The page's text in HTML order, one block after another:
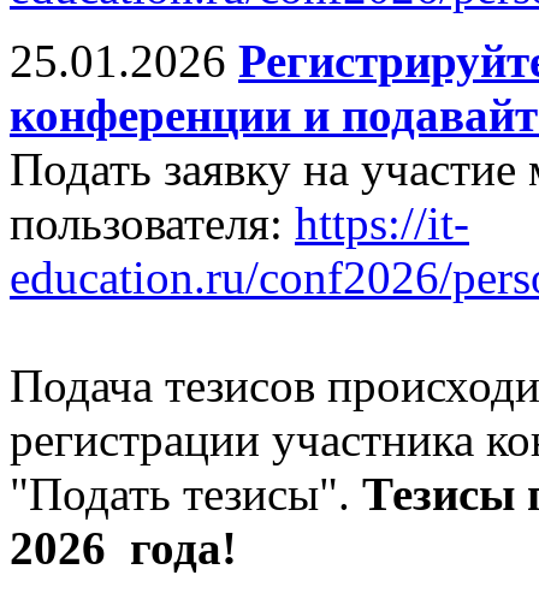
25.01.2026
конференции и
Подать заявку на
пользователя: https://it-
education.ru/conf2026/
Подача тезисов
регистрации участника
"Подать тезисы". Тезисы
2026 года!